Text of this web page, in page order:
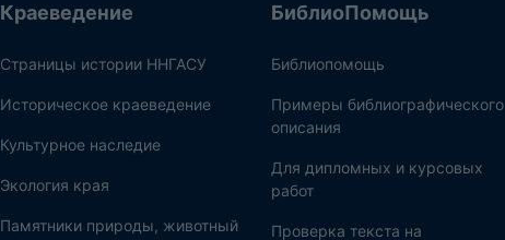
Краеведение
Страницы истории ННГАСУ
Историческое краеведение
Культурное наследие
Экология края
Памятники природы, животный
БиблиоПомощь
Библиопомощь
Примеры библиографического
описания
Для дипломных и курсовых
работ
Проверка текста на